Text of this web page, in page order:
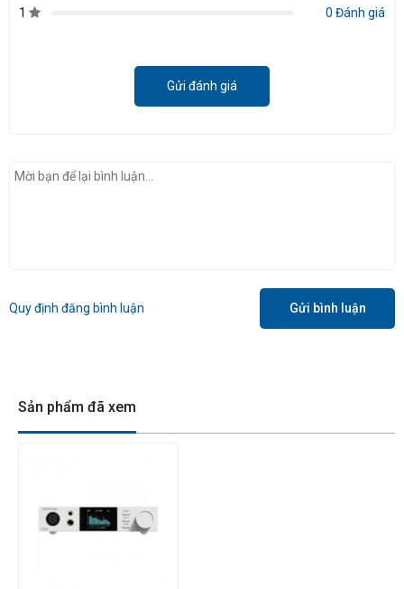
1
0 Đánh giá
Gửi đánh giá
Quy định đăng bình luận Gửi bình luận
Sản phẩm đã xem